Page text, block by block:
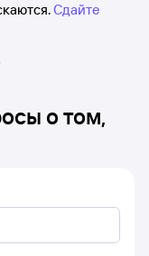
Сдайте
о том,